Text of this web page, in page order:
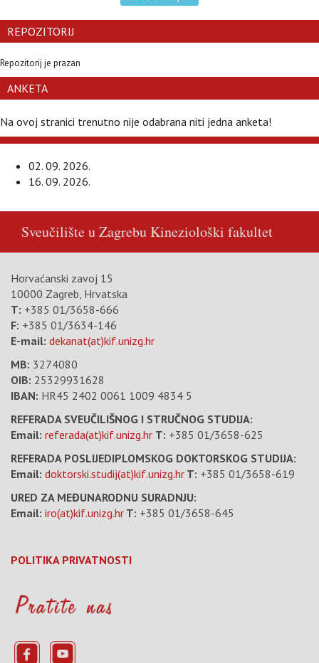
REPOZITORIJ
Repozitorij je prazan
ANKETA
Na ovoj stranici trenutno nije odabrana niti jedna anketa!
02. 09. 2026.
16. 09. 2026.
Sveučilište u ZagrebuKineziološki fakultet
Horvaćanski zavoj 15
10000 Zagreb, Hrvatska
T: +385 01/3658-666
F: +385 01/3634-146
E-mail: dekanat(at)kif.unizg.hr
MB: 3274080
OIB: 25329931628
IBAN: HR45 2402 0061 1009 4834 5
REFERADA SVEUČILIŠNOG I STRUČNOG STUDIJA:
Email: referada(at)kif.unizg.hr T: +385 01/3658-625
REFERADA POSLIJEDIPLOMSKOG DOKTORSKOG STUDIJA:
Email: doktorski.studij(at)kif.unizg.hr T: +385 01/3658-619
URED ZA MEĐUNARODNU SURADNJU:
Email: iro(at)kif.unizg.hr T: +385 01/3658-645
POLITIKA PRIVATNOSTI